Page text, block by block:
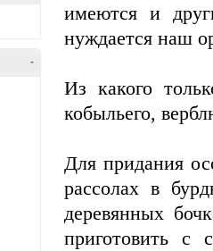
-
имеются и
нуждается наш
Из какого
кобыльего,
Для придания
рассолах в
деревянных
приготовить с